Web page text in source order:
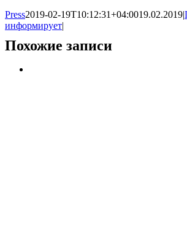
Press2019-02-19T10:12:31+04:0019.02.2019|
информирует|
Похожие записи